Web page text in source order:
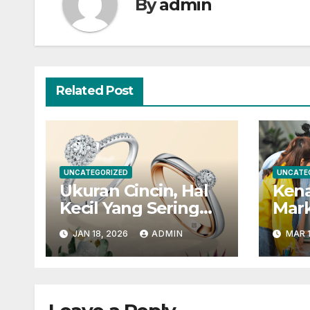
Byadmin
Related Post
UNCATEGORIZED
Ukuran Cincin, Hal
Kecil Yang Sering
Dilupakan
JAN 18, 2026 ADMIN MAR